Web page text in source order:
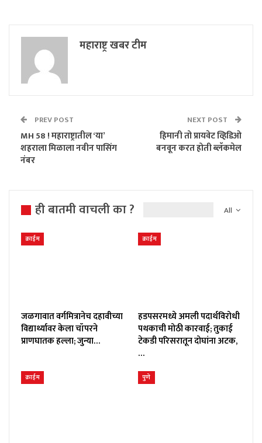
महाराष्ट्र खबर टीम
PREV POST
MH 58 ! महाराष्ट्रातील ‘या’
शहराला मिळाला नवीन पासिंग
नंबर
NEXT POST
हिमानी तो प्रायवेट व्हिडिओ
बनवून करत होती ब्लॅकमेल
All
ही बातमी वाचली का ?
क्राईम
जळगावात वर्गमित्रानेच दहावीच्या
विद्यार्थ्यावर केला चॉपरने
प्राणघातक हल्ला; जुन्या…
क्राईम
हडपसरमध्ये अमली पदार्थविरोधी
पथकाची मोठी कारवाई; तुकाई
टेकडी परिसरातून दोघांना अटक,
…
क्राईम पुणे